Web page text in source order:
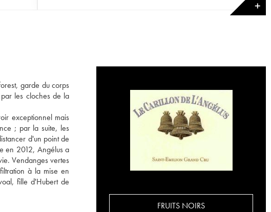
✕
garde du corps
les cloches de la
exceptionnel mais
; par la suite, les
d'un point de
en 2012, Angélus a
Vendanges vertes
à la mise en
fille d'Hubert de
FRUITS NOIRS